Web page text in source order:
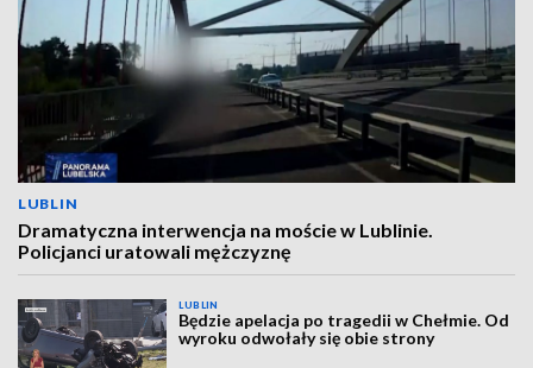
LUBLIN
Dramatyczna interwencja na moście w Lublinie.
Policjanci uratowali mężczyznę
LUBLIN
Będzie apelacja po tragedii w Chełmie. Od
wyroku odwołały się obie strony